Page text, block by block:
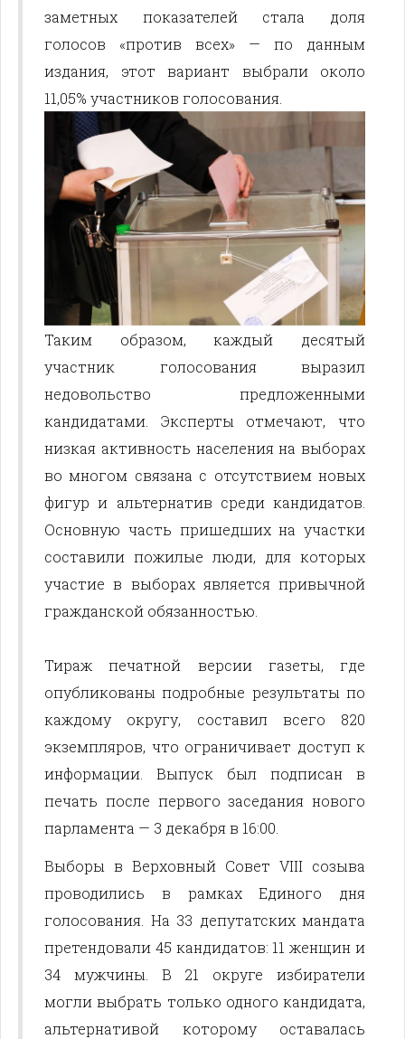
заметных показателей стала доля
голосов «против всех» — по данным
издания, этот вариант выбрали около
11,05% участников голосования.
Таким образом, каждый десятый
участник голосования выразил
недовольство предложенными
кандидатами. Эксперты отмечают, что
низкая активность населения на выборах
во многом связана с отсутствием новых
фигур и альтернатив среди кандидатов.
Основную часть пришедших на участки
составили пожилые люди, для которых
участие в выборах является привычной
гражданской обязанностью.
Тираж печатной версии газеты, где
опубликованы подробные результаты по
каждому округу, составил всего 820
экземпляров, что ограничивает доступ к
информации. Выпуск был подписан в
печать после первого заседания нового
парламента — 3 декабря в 16:00.
Выборы в Верховный Совет VIII созыва
проводились в рамках Единого дня
голосования. На 33 депутатских мандата
претендовали 45 кандидатов: 11 женщин и
34 мужчины. В 21 округе избиратели
могли выбрать только одного кандидата,
альтернативой которому оставалась